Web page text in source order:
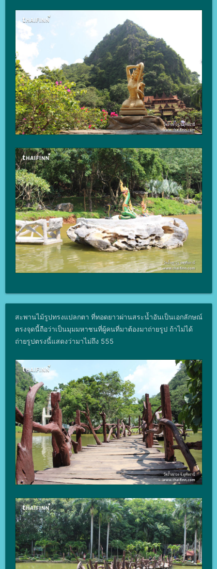
สะพานไม้รูปทรงแปลกตา ที่ทอดยาวผ่านสระน้ำอันเป็นเอกลักษณ์
ตรงจุดนี้ถือว่าเป็นมุมมหาชนที่ผู้คนที่มาต้องมาถ่ายรูป ถ้าไม่ได้
ถ่ายรูปตรงนี้แสดงว่ามาไม่ถึง 555